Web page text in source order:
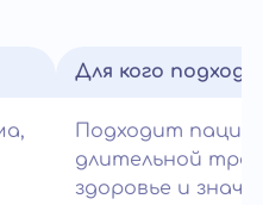
Для кого
Подходит
длительной
здоровье и